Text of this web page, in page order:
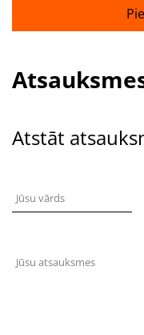
Atstāt
Jūsu vārds
Jūsu atsauksmes